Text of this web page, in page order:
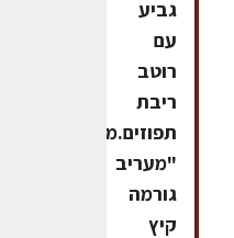
גביע
עם
רוטב
ריבת
תפוזים.ממתכוני
"מעריב
גורמה
קיץ